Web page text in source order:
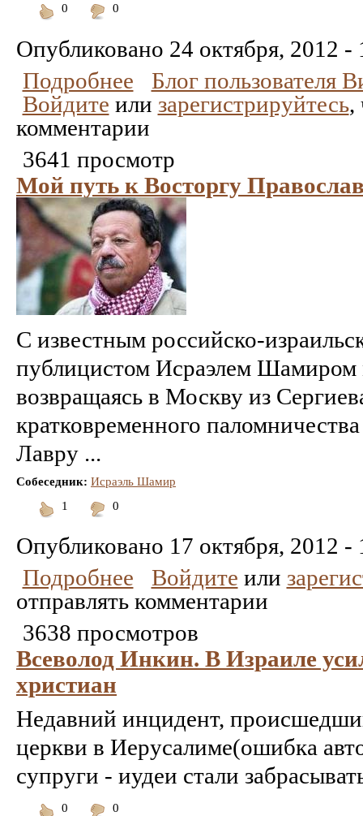
0
0
Опубликовано 24 октября, 2012 -
Подробнее
Блог пользователя
Войдите или зарегистрируйтесь,
комментарии
3641 просмотр
Мой путь к Восторгу
С известным российско-
публицистом Исраэлем Шамиром
возвращаясь в Москву из
кратковременного
Лавру ...
Coбеседник: Исраэль Шамир
1
0
Опубликовано 17 октября, 2012 -
Подробнее
Войдите или
отправлять комментарии
3638 просмотров
Всеволод Инкин. В Израиле
христиан
Недавний инцидент,
церкви в Иерусалиме(ошибка
супруги - иудеи стали
0
0